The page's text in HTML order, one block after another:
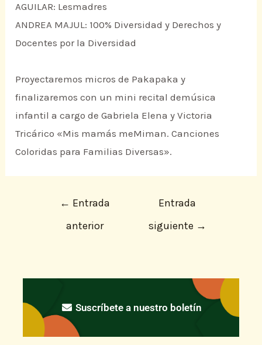
AGUILAR: Lesmadres
ANDREA MAJUL: 100% Diversidad y Derechos y
Docentes por la Diversidad
Proyectaremos micros de Pakapaka y
finalizaremos con un mini recital demúsica
infantil a cargo de Gabriela Elena y Victoria
Tricárico «Mis mamás meMiman. Canciones
Coloridas para Familias Diversas».
← Entrada
anterior
Entrada
siguiente →
Suscríbete a nuestro boletín